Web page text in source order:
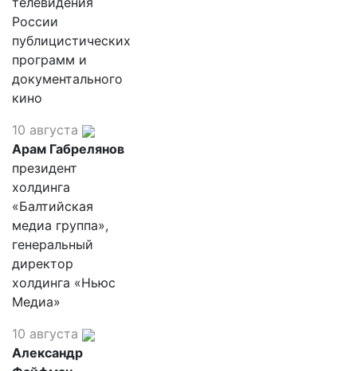
России
публицистических
программ и
документального
кино
10 августа
Арам Габрелянов
президент
холдинга
«Балтийская
медиа группа»,
генеральный
директор
холдинга «Ньюс
Медиа»
10 августа
Александр